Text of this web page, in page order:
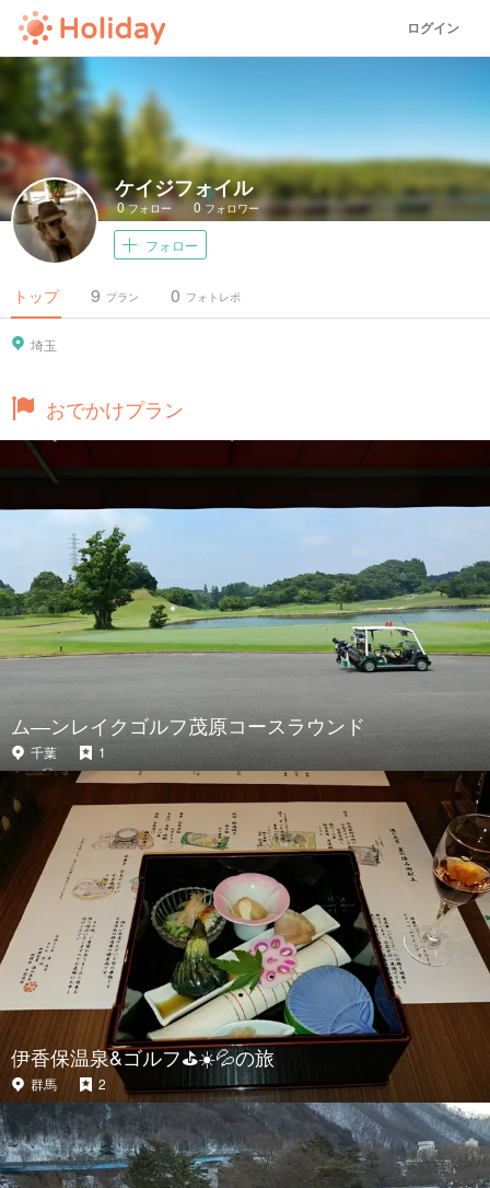
ログイン
ケイジフォイル
0フォロー 0 フォロワー
フォロー
トップ プラン
9 フォトレポ
0
埼玉
おでかけプラン
ム―ンレイクゴルフ茂原コースラウンド
千葉 1
伊香保温泉&ゴルフ⛳☀️💦の旅
群馬 2